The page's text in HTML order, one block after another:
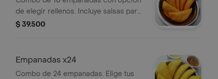
de elegir rellenos. Incluye salsas para
acompañar.
$ 39.500
Empanadas x24
Combo de 24 empanadas. Elige tus